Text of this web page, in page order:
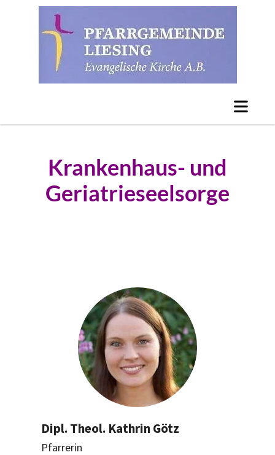
Krankenhaus- und
Geriatrieseelsorge
Dipl. Theol. Kathrin Götz
Pfarrerin